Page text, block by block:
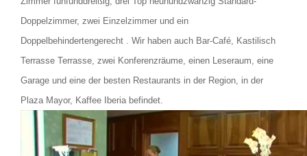
Doppelzimmer, zwei Einzelzimmer und ein
Doppelbehindertengerecht . Wir haben auch Bar-Café, Kastilisch
Terrasse Terrasse, zwei Konferenzräume, einen Leseraum, eine
Garage und eine der besten Restaurants in der Region, in der
Plaza Mayor, Kaffee Iberia befindet.